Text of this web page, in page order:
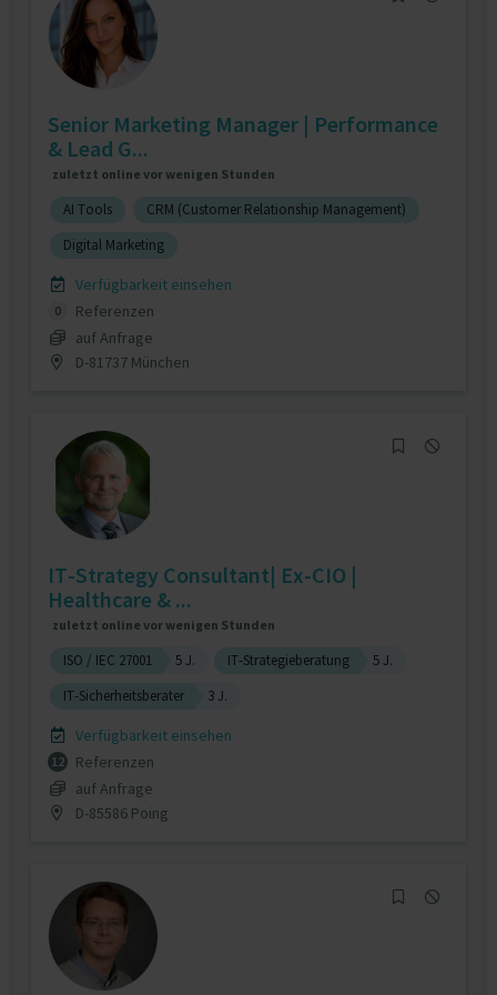
Senior Marketing Manager | Performance
& Lead G...
zuletzt online vor wenigen Stunden
AI Tools
CRM (Customer Relationship Management)
Digital Marketing
Verfügbarkeit einsehen
0
Referenzen
auf Anfrage
D-81737 München
IT-Strategy Consultant| Ex-CIO |
Healthcare & ...
zuletzt online vor wenigen Stunden
ISO / IEC 27001 5 J. IT-Strategieberatung
5 J.
IT-Sicherheitsberater
3 J.
Verfügbarkeit einsehen
12
Referenzen
auf Anfrage
D-85586 Poing